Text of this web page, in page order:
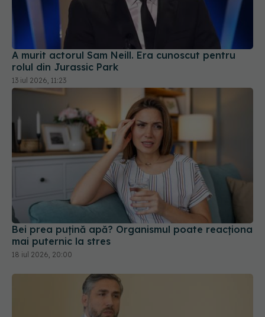
A murit actorul Sam Neill. Era cunoscut pentru
rolul din Jurassic Park
13 iul 2026, 11:23
Bei prea puțină apă? Organismul poate reacționa
mai puternic la stres
18 iul 2026, 20:00